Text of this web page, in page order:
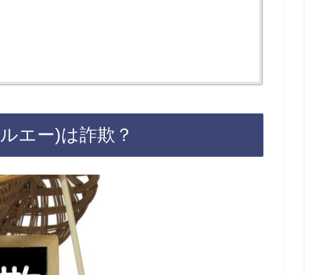
エー)は詐欺？